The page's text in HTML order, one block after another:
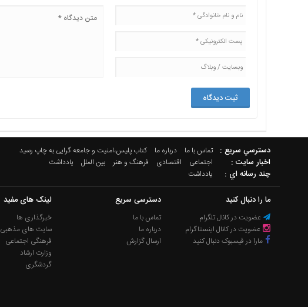
دسترسي سريع : تماس با ما درباره ما کتاب پلیس،امنیت و جامعه گرایی به چاپ رسید
اخبار سایت : اجتماعی اقتصادی فرهنگ و هنر بین الملل یادداشت
چند رسانه اي : یادداشت
ما را دنبال کنید
عضویت در کانال تلگرام
عضویت در کانال اینستاگرام
مارا در فیسبوک دنبال کنید
دسترسی سریع
تماس با ما
درباره ما
ارسال گزارش
لینک های مفید
خبرگذاری ها
سایت های مذهبی
فرهنگی اجتماعی
وزارت ارشاد
گردشگری